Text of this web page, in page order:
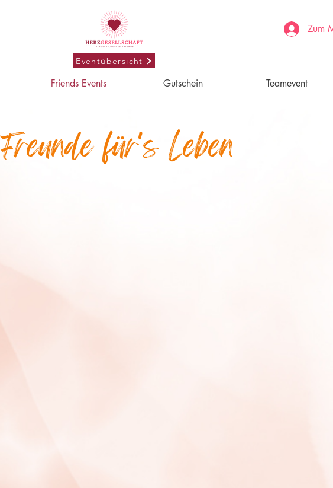
Eventübersicht
Zum
Friends Events Gutschein Teamevent
Freunde für's Leben